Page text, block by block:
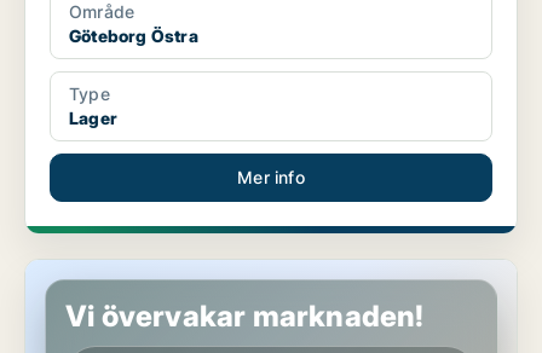
Område
Göteborg Östra
Type
Lager
Mer info
Butikslokal i Täby
Vi övervakar marknaden!